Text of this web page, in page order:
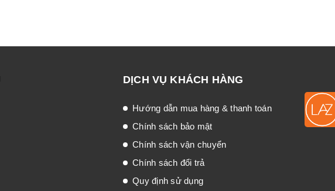
DỊCH VỤ KHÁCH HÀNG
Hướng dẫn mua hàng & thanh toán
Chính sách bảo mật
Chính sách vận chuyển
Chính sách đổi trả
Quy định sử dụng